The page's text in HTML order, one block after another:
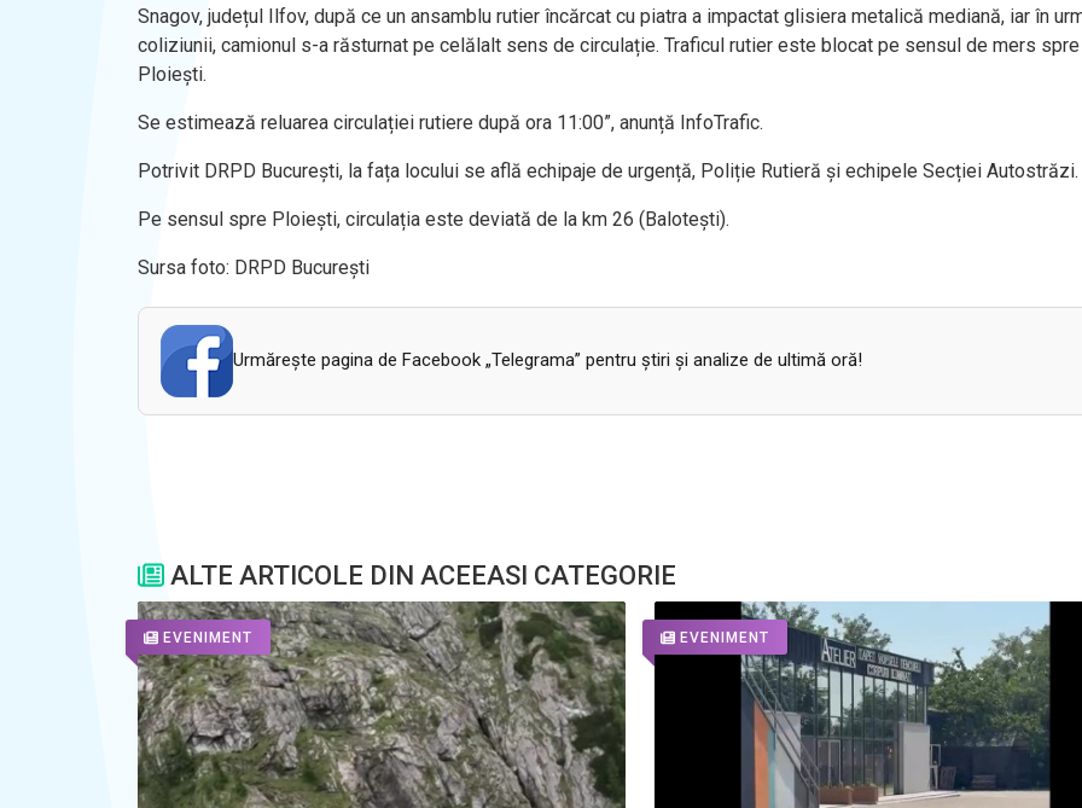
Snagov, județul Ilfov, după ce un ansamblu rutier încărcat cu piatra a impactat glisiera metalică mediană, iar în
coliziunii, camionul s-a răsturnat pe celălalt sens de circulație. Traficul rutier este blocat pe sensul de mers spre
Ploiești.
Se estimează reluarea circulației rutiere după ora 11:00”, anunță InfoTrafic.
Potrivit DRPD București, la fața locului se află echipaje de urgență, Poliție Rutieră și echipele Secției Autostrăzi.
Pe sensul spre Ploiești, circulația este deviată de la km 26 (Balotești).
Sursa foto: DRPD București
Urmăreşte pagina de Facebook „Telegrama” pentru ştiri şi analize de ultimă oră!
ALTE ARTICOLE DIN ACEEASI CATEGORIE
EVENIMENT EVENIMENT